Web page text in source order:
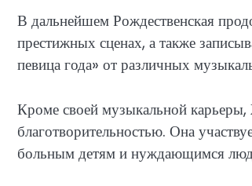
В дальнейшем Рождественская
престижных сценах, а также
певица года» от различных
Кроме своей музыкальной карьеры,
благотворительностью. Она
больным детям и нуждающимся